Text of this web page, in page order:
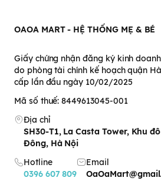
OAOA MART - HỆ THỐNG MẸ & BÉ
Giấy chứng nhận đăng ký kinh
do phòng tài chính kế hoạch quận
cấp lần đầu ngày 10/02/2025
Mã số thuế: 8449613045-001
Địa chỉ
SH30-T1, La Casta Tower, Khu
Đông, Hà Nội
Hotline
0396 607 809
Email